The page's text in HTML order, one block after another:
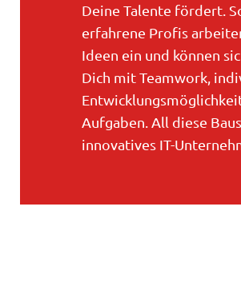
Deine Talente fördert.
erfahrene Profis
Ideen ein und können
Dich mit Teamwork,
Aufgaben. All diese
innovatives IT-